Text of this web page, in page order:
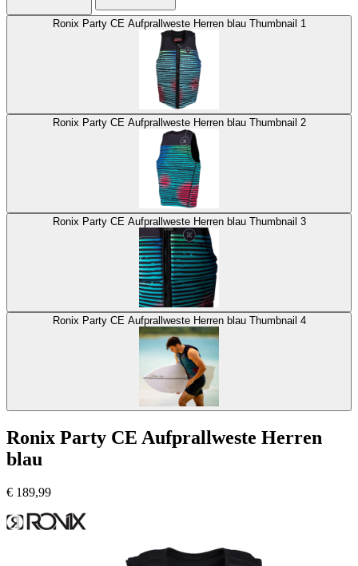
Ronix Party CE Aufprallweste Herren blau Thumbnail 1
Ronix Party CE Aufprallweste Herren blau Thumbnail 2
Ronix Party CE Aufprallweste Herren blau Thumbnail 3
Ronix Party CE Aufprallweste Herren blau Thumbnail 4
Ronix Party CE Aufprallweste Herren
blau
€ 189,99